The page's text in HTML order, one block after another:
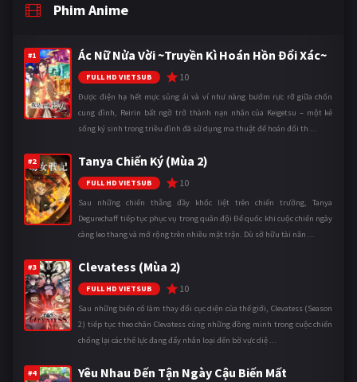
Phim Anime
#1 Ác Nữ Nửa Vời ~Truyền Kì Hoán Hồn Đổi Xác~
FULL HD VIETSUB 10
Được điện hạ hết mực sủng ái và ví như nàng bướm rực rỡ giữa chốn
cung đình, Reirin bất ngờ trở thành nạn nhân của Keigetsu – một kẻ
sống ký sinh trong triều đình đã sử dụng ma thuật để hoán đổi th ...
#2 Tanya Chiến Ký (Mùa 2)
FULL HD VIETSUB 10
Sau những chiến thắng đầy khốc liệt trên chiến trường, Tanya
Degurechaff tiếp tục phục vụ trong quân đội Đế quốc khi cuộc chiến ngày
càng leo thang và mở rộng trên nhiều mặt trận. Dù sở hữu tài năn ...
#3 Clevatess (Mùa 2)
FULL HD VIETSUB 10
Sau những biến cố làm thay đổi cục diện của thế giới, Clevatess (Season
2) tiếp tục theo chân Clevatess cùng những đồng minh trong cuộc chiến
chống lại các thế lực đang đẩy nhân loại đến bờ vực diệ ...
#4 Yêu Nhau Đến Tận Ngày Cậu Biến Mất